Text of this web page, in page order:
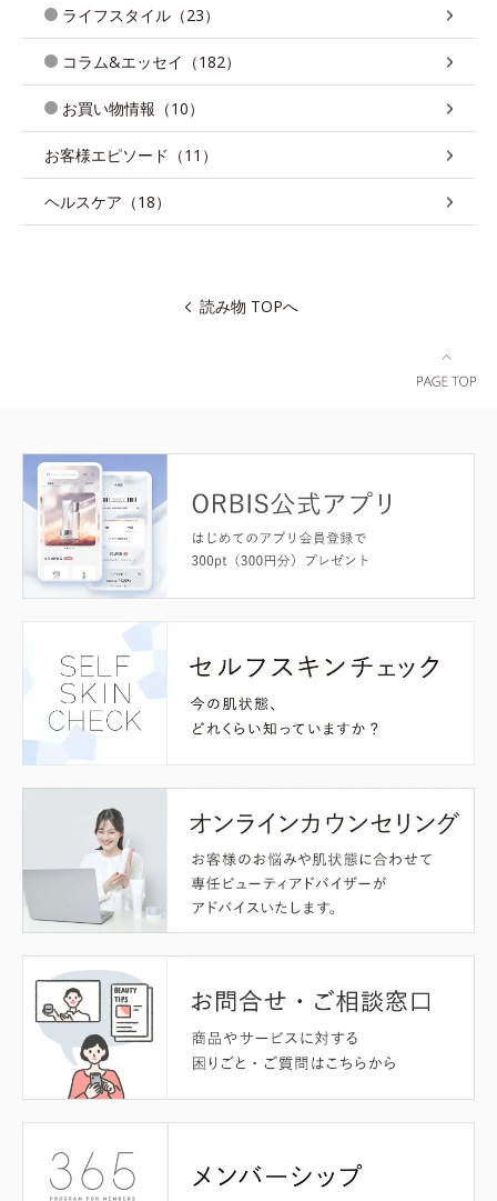
ライフスタイル（23）
コラム&エッセイ（182）
お買い物情報（10）
お客様エピソード（11）
ヘルスケア（18）
読み物 TOPへ